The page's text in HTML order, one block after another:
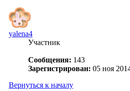
yalena4
Участник
Сообщения: 143
Зарегистрирован: 05 ноя
Вернуться к началу